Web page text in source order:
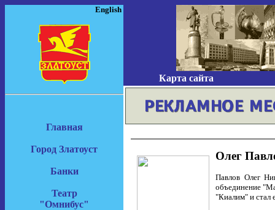
English
Главная
Город Златоуст
Банки
Театр
"Омнибус"
Карта сайта
Олег
Павлов Олег
объединение
"Киалим" и стал